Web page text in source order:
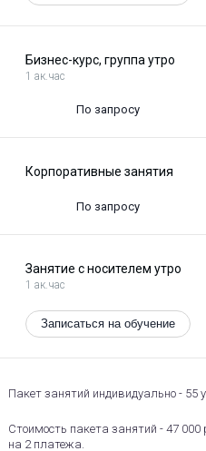
Бизнес-курс, группа утро
1 ак.час
По запросу
Корпоративные занятия
По запросу
Занятие с носителем утро
1 ак.час
Записаться на обучение
Пакет занятий индивидуально - 55
Стоимость пакета занятий - 47
на 2 платежа.